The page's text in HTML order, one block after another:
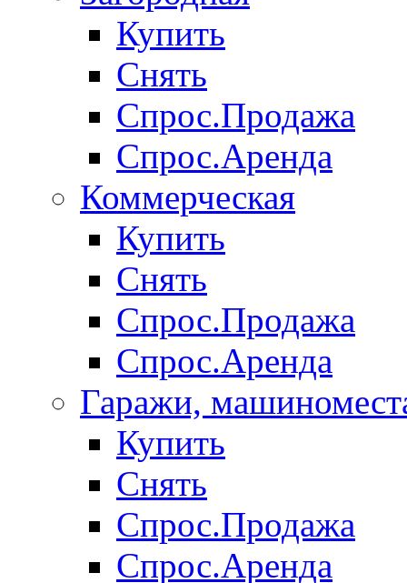
Купить
Снять
Спрос.Продажа
Спрос.Аренда
Коммерческая
Купить
Снять
Спрос.Продажа
Спрос.Аренда
Гаражи,
Купить
Снять
Спрос.Продажа
Спрос.Аренда